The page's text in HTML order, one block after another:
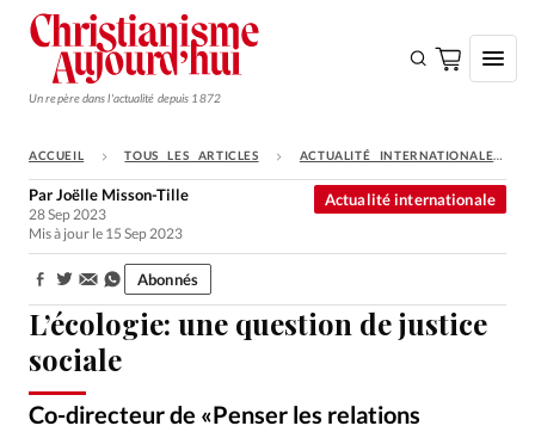
Un repère dans l'actualité depuis 1872
S'ABONNER
Monde
Opinions
Tous les articles
Faire un don
ACCUEIL TOUS LES ARTICLES ACTUALITÉ INTERNATIONALE
L’écologie: une question de justice
sociale
Co-directeur de «Penser les relations
Actualité internationale
ParJoëlle Misson-Tille
28 Sep 2023
Mis à jour le 15 Sep 2023
Partager: Abonnés